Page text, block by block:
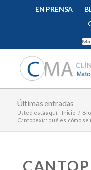
EN PRENSA
Últimas entradas
Usted está aquí: Inicio /
Cantopexia: qué es, cómo se